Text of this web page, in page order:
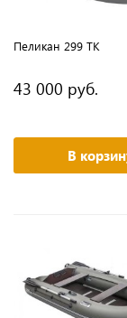
Пеликан 299 ТК
43 000 руб.
В